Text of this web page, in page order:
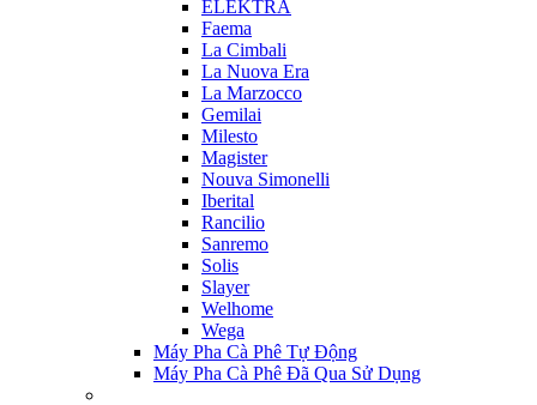
ELEKTRA
Faema
La Cimbali
La Nuova Era
La Marzocco
Gemilai
Milesto
Magister
Nouva Simonelli
Iberital
Rancilio
Sanremo
Solis
Slayer
Welhome
Wega
Máy Pha Cà Phê Tự Động
Máy Pha Cà Phê Đã Qua Sử Dụng